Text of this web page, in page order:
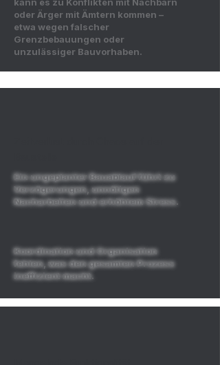
oder Ärger mit Ämtern kommen –
etwa wegen falscher
Grenzbebauungen oder
unzulässiger Bauvorhaben.
Ein ungeplanter Bauablauf führt zu
Verzögerungen, unnötigen
Nacharbeiten und erhöhtem Stress.
Koordination und Organisation
fehlen, was den gesamten Prozess
ineffizient macht.